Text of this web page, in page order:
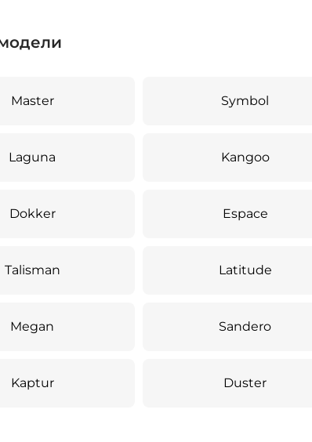
Master Symbol
Laguna Kangoo
Dokker Espace
Talisman Latitude
Megan Sandero
Kaptur Duster